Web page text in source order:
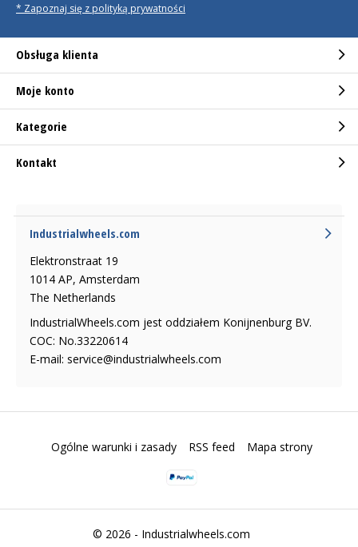
* Zapoznaj się z polityką prywatności
Obsługa klienta
Moje konto
Kategorie
Kontakt
Industrialwheels.com
Elektronstraat 19
1014 AP, Amsterdam
The Netherlands
IndustrialWheels.com jest oddziałem Konijnenburg BV.
COC: No.33220614
E-mail: service@industrialwheels.com
© 2026 - Industrialwheels.com
Ogólne warunki i zasady RSS feed Mapa strony